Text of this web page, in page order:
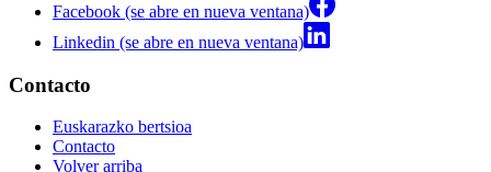
Facebook (se abre en nueva ventana)
Linkedin (se abre en nueva ventana)
Contacto
Euskarazko bertsioa
Contacto
Volver arriba